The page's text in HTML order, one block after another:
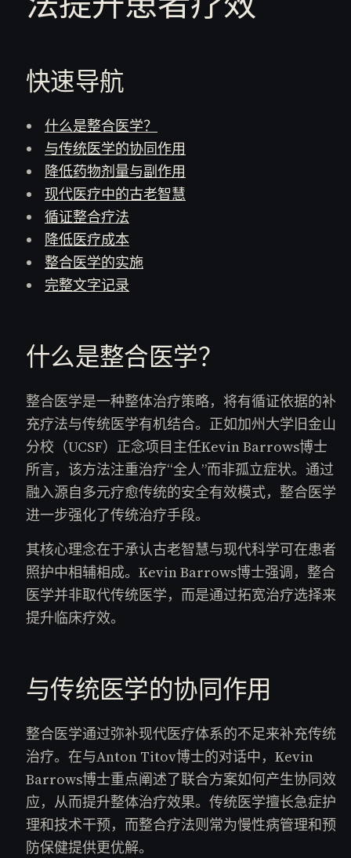
快速导航
什么是整合医学？
与传统医学的协同作用
降低药物剂量与副作用
现代医疗中的古老智慧
循证整合疗法
降低医疗成本
整合医学的实施
完整文字记录
什么是整合医学？
整合医学是一种整体治疗策略，将有循证依据的补
充疗法与传统医学有机结合。正如加州大学旧金山
分校（UCSF）正念项目主任Kevin Barrows博士
所言，该方法注重治疗“全人”而非孤立症状。通过
融入源自多元疗愈传统的安全有效模式，整合医学
进一步强化了传统治疗手段。
其核心理念在于承认古老智慧与现代科学可在患者
照护中相辅相成。Kevin Barrows博士强调，整合
医学并非取代传统医学，而是通过拓宽治疗选择来
提升临床疗效。
与传统医学的协同作用
整合医学通过弥补现代医疗体系的不足来补充传统
治疗。在与Anton Titov博士的对话中，Kevin
Barrows博士重点阐述了联合方案如何产生协同效
应，从而提升整体治疗效果。传统医学擅长急症护
理和技术干预，而整合疗法则常为慢性病管理和预
防保健提供更优解。